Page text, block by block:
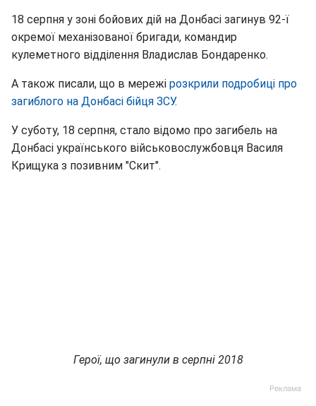
18 серпня у зоні бойових дій на Донбасі загинув 92-ї
окремої механізованої бригади, командир
кулеметного відділення Владислав Бондаренко.
А також писали, що в мережі розкрили подробиці про
загиблого на Донбасі бійця ЗСУ.
У суботу, 18 серпня, стало відомо про загибель на
Донбасі українського військовослужбовця Василя
Крищука з позивним "Скит".
Герої, що загинули в серпні 2018